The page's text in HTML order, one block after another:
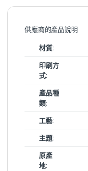
供應商的產品說明
材質:
印刷方
式:
產品種
類:
工藝:
主題:
原產
地: